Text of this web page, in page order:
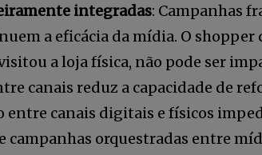
integradas: Campanhas
a eficácia da mídia. O
a loja física, não pode ser
canais reduz a capacidade de
entre canais digitais e físicos
campanhas orquestradas entre